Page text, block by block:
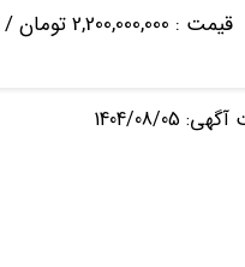
قیمت : 2,200,000,000 تومان /
1404/08/05